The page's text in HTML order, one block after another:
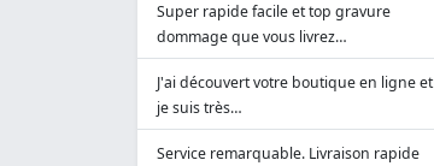
Super rapide facile et top gravure
dommage que vous livrez…
J'ai découvert votre boutique en ligne et
je suis très…
Service remarquable. Livraison rapide